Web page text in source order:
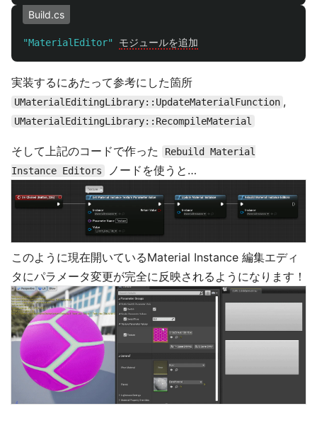
Build.cs
"MaterialEditor" モジュールを追加
実装するにあたって参考にした箇所
UMaterialEditingLibrary::UpdateMaterialFunction ,
UMaterialEditingLibrary::RecompileMaterial
そして上記のコードで作った
Rebuild Material
Instance Editors
ノードを使うと…
このように現在開いているMaterial Instance 編集エディ
タにパラメータ変更が完全に反映されるようになります！